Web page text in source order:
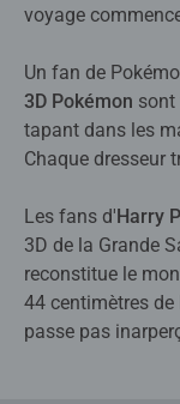
voyage
Un fan de
3D Pokémon sont
tapant dans les
Chaque dresseur
Les fans d' Harry
3D de la Grande
reconstitue le
44 centimètres
passe pas